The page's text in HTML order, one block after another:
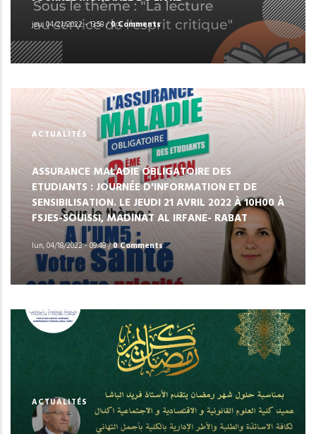
jeu, 04/21/2022 - 13:58/0 Comments
ACTUALITÉS
ASSURANCE MALADIE OBLIGATOIRE DES
ETUDIANTS : JOURNÉE D'INFORMATION ET DE
SENSIBILISATION. LE JEUDI 21 AVRIL 2022 À 10H00 À
FSJES-SOUISSI, MADINAT AL IRFANE- RABAT
lun, 04/18/2022 - 09:48/0 Comments
ACTUALITÉS